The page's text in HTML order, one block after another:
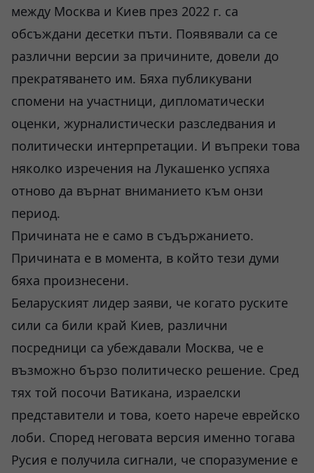
между Москва и Киев през 2022 г. са
обсъждани десетки пъти. Появявали са се
различни версии за причините, довели до
прекратяването им. Бяха публикувани
спомени на участници, дипломатически
оценки, журналистически разследвания и
политически интерпретации. И въпреки това
няколко изречения на Лукашенко успяха
отново да върнат вниманието към онзи
период.
Причината не е само в съдържанието.
Причината е в момента, в който тези думи
бяха произнесени.
Беларуският лидер заяви, че когато руските
сили са били край Киев, различни
посредници са убеждавали Москва, че е
възможно бързо политическо решение. Сред
тях той посочи Ватикана, израелски
представители и това, което нарече еврейско
лоби. Според неговата версия именно тогава
Русия е получила сигнали, че споразумение е